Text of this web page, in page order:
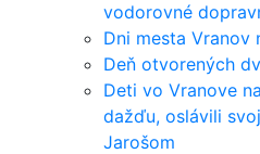
vodorovné
Dni mesta Vranov
Deň otvorených
Deti vo Vranove
dažďu, oslávili
Jarošom